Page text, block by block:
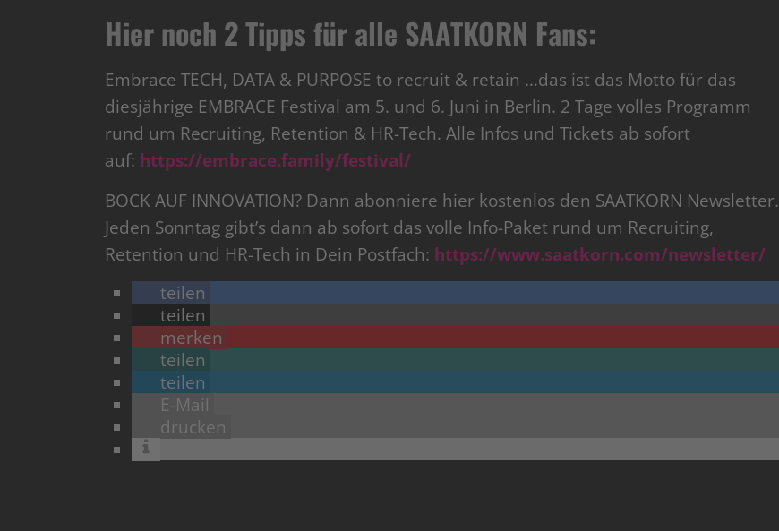
Hier noch 2 Tipps für alle SAATKORN Fans:
Embrace TECH, DATA & PURPOSE to recruit & retain …das ist das Motto für das
diesjährige EMBRACE Festival am 5. und 6. Juni in Berlin. 2 Tage volles Programm
rund um Recruiting, Retention & HR-Tech. Alle Infos und Tickets ab sofort
auf: https://embrace.family/festival/
BOCK AUF INNOVATION? Dann abonniere hier kostenlos den SAATKORN Newsletter.
Jeden Sonntag gibt’s dann ab sofort das volle Info-Paket rund um Recruiting,
Retention und HR-Tech in Dein Postfach: https://www.saatkorn.com/newsletter/
teilen
teilen
merken
teilen
teilen
E-Mail
drucken